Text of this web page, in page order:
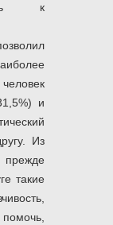
к
и
Из
прежде
такие